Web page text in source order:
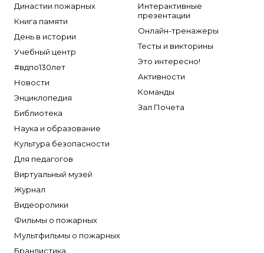
Династии пожарных
Книга памяти
День в истории
Учебный центр
#вдпо130лет
Новости
Энциклопедия
Библиотека
Наука и образование
Культура безопасности
Для педагогов
Виртуальный музей
Журнал
Видеоролики
Фильмы о пожарных
Мультфильмы о пожарных
Брандистика
Интерактивные
презентации
Онлайн-тренажеры
Тесты и викторины
Это интересно!
Активности
Команды
Зал Почета